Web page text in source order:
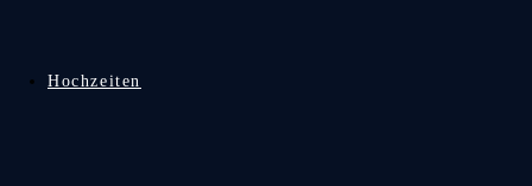
Hochzeiten